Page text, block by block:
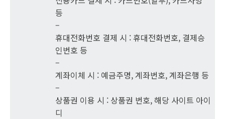
등
–
휴대전화번호 결제 시 : 휴대전화번호, 결제승
인번호 등
–
계좌이체 시 : 예금주명, 계좌번호, 계좌은행 등
–
상품권 이용 시 : 상품권 번호, 해당 사이트 아이
디